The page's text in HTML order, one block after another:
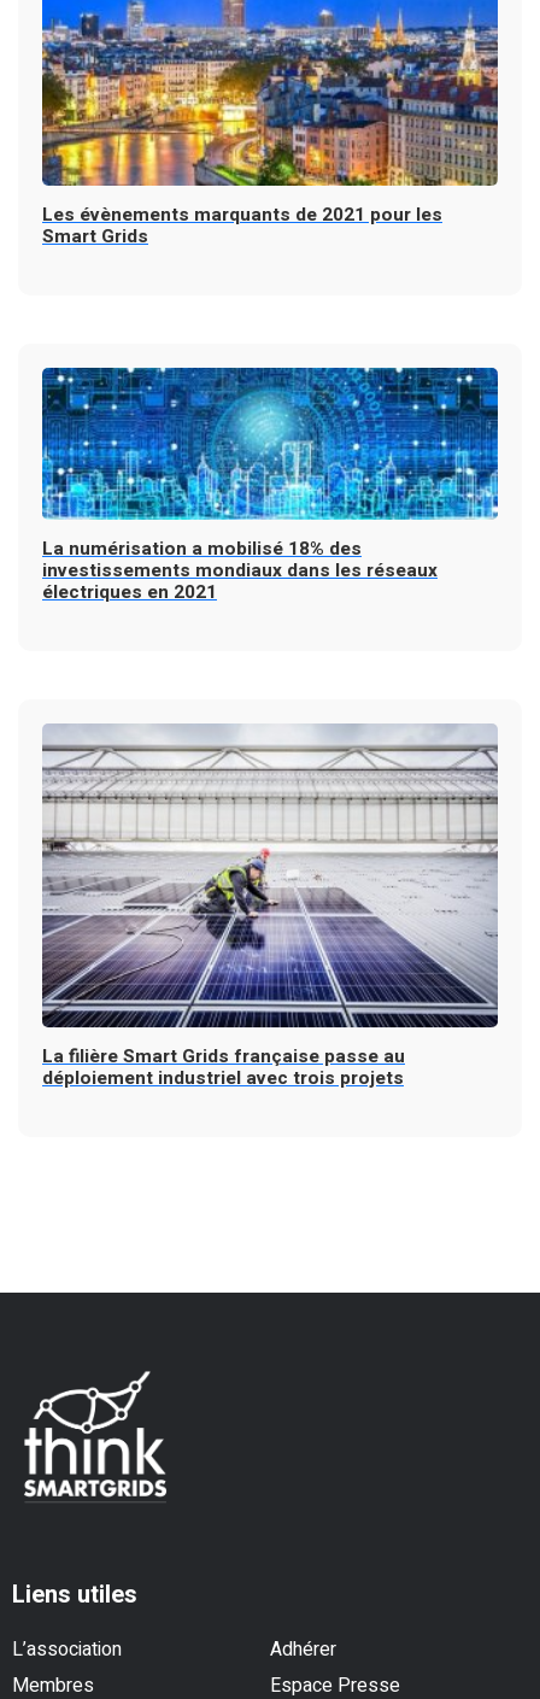
Les évènements marquants de 2021 pour les
Smart Grids
La numérisation a mobilisé 18% des
investissements mondiaux dans les réseaux
électriques en 2021
La filière Smart Grids française passe au
déploiement industriel avec trois projets
Liens utiles
L’association
Adhérer
Membres
Espace Presse